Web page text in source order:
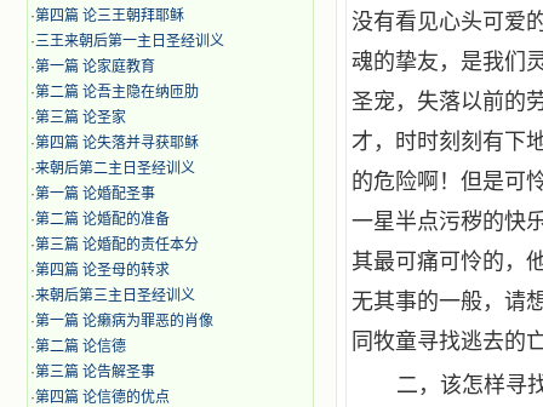
·第四篇 论三王朝拜耶稣
·三王来朝后第一主日圣经训义
·第一篇 论家庭教育
·第二篇 论吾主隐在纳匝肋
·第三篇 论圣家
·第四篇 论失落并寻获耶稣
·来朝后第二主日圣经训义
·第一篇 论婚配圣事
·第二篇 论婚配的准备
·第三篇 论婚配的责任本分
·第四篇 论圣母的转求
·来朝后第三主日圣经训义
·第一篇 论癞病为罪恶的肖像
·第二篇 论信德
·第三篇 论告解圣事
·第四篇 论信德的优点
没有看见心头可爱
魂的挚友，是我们
圣宠，失落以前的
才，时时刻刻有下
的危险啊！但是可
一星半点污秽的快
其最可痛可怜的，
无其事的一般，请
同牧童寻找逃去的
二，该怎样寻